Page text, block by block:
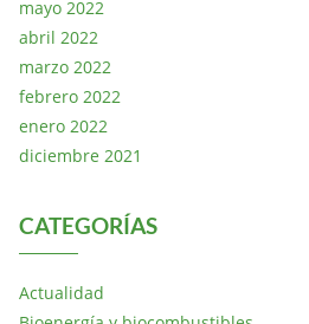
mayo 2022
abril 2022
marzo 2022
febrero 2022
enero 2022
diciembre 2021
CATEGORÍAS
Actualidad